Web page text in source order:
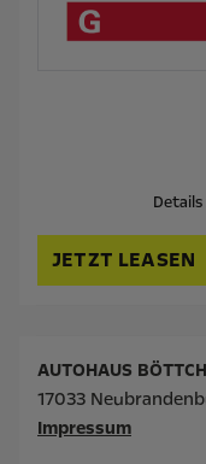
JETZT LEASEN
AUTOHAUS
17033
Impressum